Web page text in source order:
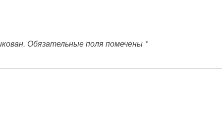
Обязательные поля помечены *